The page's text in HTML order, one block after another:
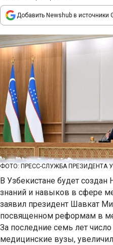
Добавить Newshub в источники
ФОТО: ПРЕСС-СЛУЖБА ПРЕЗИДЕНТА
В Узбекистане будет
знаний и навыков в сфере
заявил президент Шавкат
посвященном реформам в
За последние семь лет
медицинские вузы,